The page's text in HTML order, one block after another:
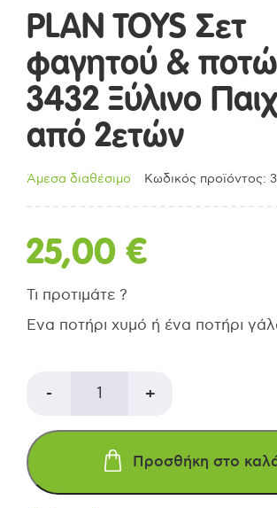
PLAN TOYS Σετ
φαγητού &
3432 Ξύλινο
από 2ετών
Άμεσα διαθέσιμο Κωδικός προϊόντος:
25,00 €
Τι προτιμάτε ?
Ενα ποτήρι χυμό ή ένα ποτήρι
- PLAN
TOYS
+
Προσθήκη στο